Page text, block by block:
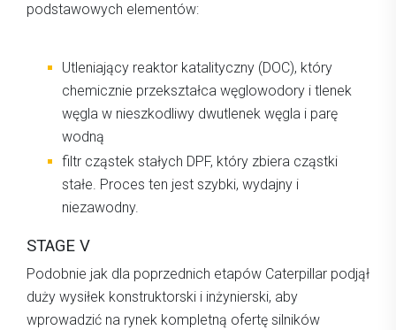
podstawowych elementów:
Utleniający reaktor katalityczny (DOC), który
chemicznie przekształca węglowodory i tlenek
węgla w nieszkodliwy dwutlenek węgla i parę
wodną
filtr cząstek stałych DPF, który zbiera cząstki
stałe. Proces ten jest szybki, wydajny i
niezawodny.
STAGE V
Podobnie jak dla poprzednich etapów Caterpillar podjął
duży wysiłek konstruktorski i inżynierski, aby
wprowadzić na rynek kompletną ofertę silników